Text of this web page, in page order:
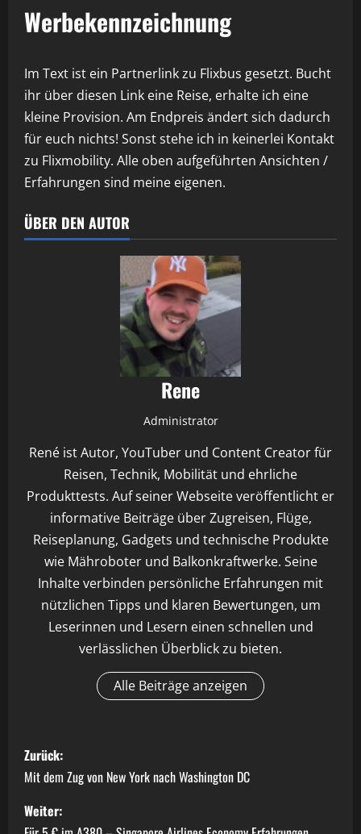
Werbekennzeichnung
Im Text ist ein Partnerlink zu Flixbus gesetzt. Bucht
ihr über diesen Link eine Reise, erhalte ich eine
kleine Provision. Am Endpreis ändert sich dadurch
für euch nichts! Sonst stehe ich in keinerlei Kontakt
zu Flixmobility. Alle oben aufgeführten Ansichten /
Erfahrungen sind meine eigenen.
ÜBER DEN AUTOR
Rene
Administrator
René ist Autor, YouTuber und Content Creator für
Reisen, Technik, Mobilität und ehrliche
Produkttests. Auf seiner Webseite veröffentlicht er
informative Beiträge über Zugreisen, Flüge,
Reiseplanung, Gadgets und technische Produkte
wie Mähroboter und Balkonkraftwerke. Seine
Inhalte verbinden persönliche Erfahrungen mit
nützlichen Tipps und klaren Bewertungen, um
Leserinnen und Lesern einen schnellen und
verlässlichen Überblick zu bieten.
Alle Beiträge anzeigen
B
e
i
Zurück:
Mit dem Zug von New York nach Washington DC
Weiter: